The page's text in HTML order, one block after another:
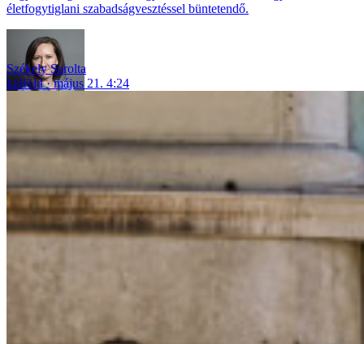
életfogytiglani szabadságvesztéssel büntetendő.
Székely Sarolta
külföld
május 21. 4:24